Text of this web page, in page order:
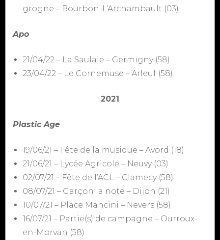
grogne – Bourbon-L’Archambault (03)
Apo
21/04/22 – La Saulaie – Germigny (58)
23/04/22 – Le Cornemuse – Arleuf (58)
2021
Plastic Age
19/06/21 – Fête de la musique – Avord (18)
21/06/21 – Lycée Agricole – Neuvy (03)
02/07/21 – Fête de l’ACL – Clamecy (58)
08/07/21 – Garçon la note – Dijon (21)
10/07/21 – Place Mancini – Nevers (58)
16/07/21 – Partie(s) de campagne – Ourroux-
en-Morvan (58)